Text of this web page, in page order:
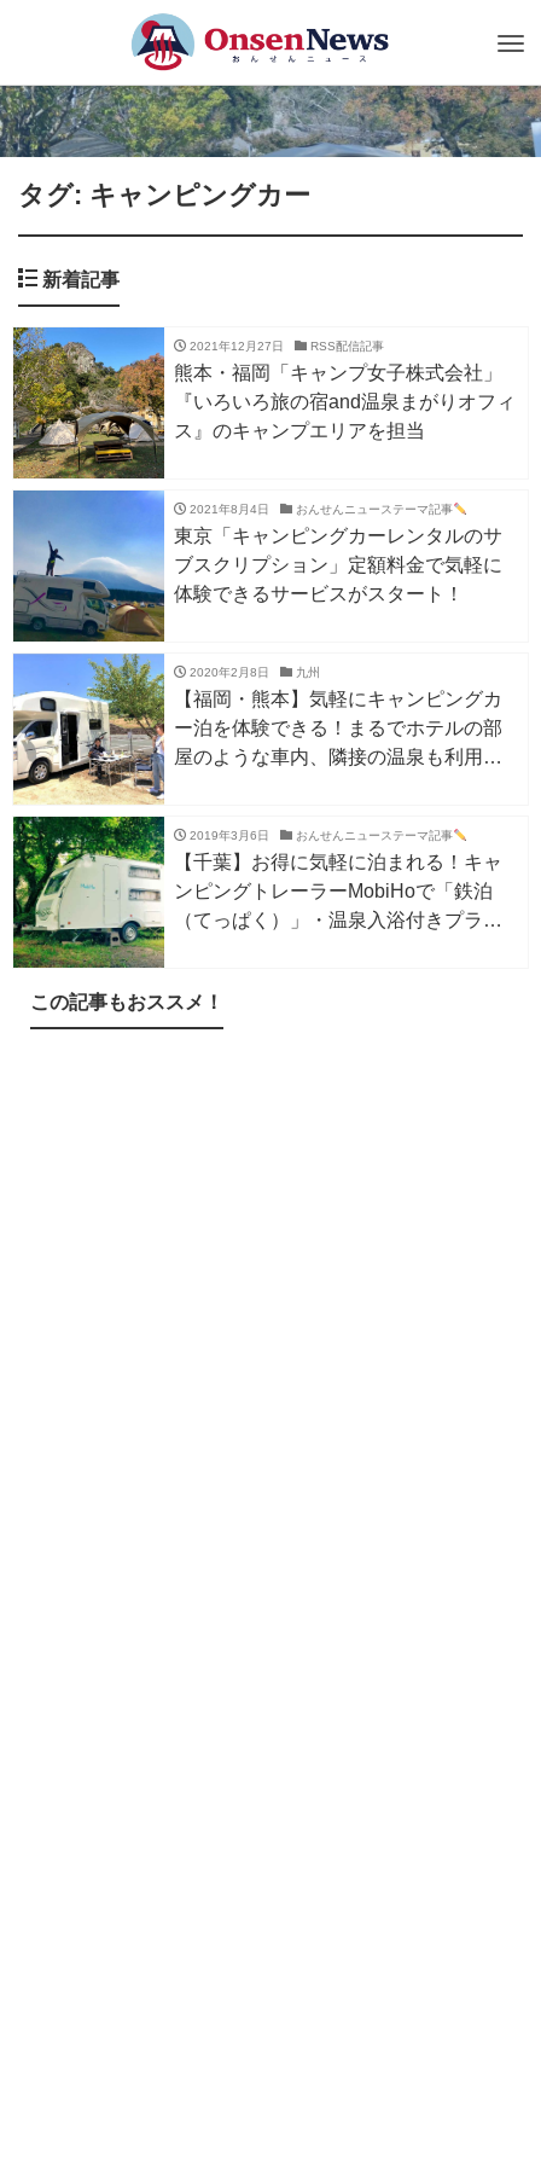
タグ: キャンピングカー
新着記事
2021年12月27日 RSS配信記事
熊本・福岡「キャンプ女子株式会社」
『いろいろ旅の宿and温泉まがりオフィ
ス』のキャンプエリアを担当
2021年8月4日 おんせんニューステーマ記事
東京「キャンピングカーレンタルのサ
ブスクリプション」定額料金で気軽に
体験できるサービスがスタート！
2020年2月8日 九州
【福岡・熊本】気軽にキャンピングカ
ー泊を体験できる！まるでホテルの部
屋のような車内、隣接の温泉も利用で
2019年3月6日 おんせんニューステーマ記事
【千葉】お得に気軽に泊まれる！キャ
ンピングトレーラーMobiHoで「鉄泊
（てっぱく）」・温泉入浴付きプラン
この記事もおススメ！